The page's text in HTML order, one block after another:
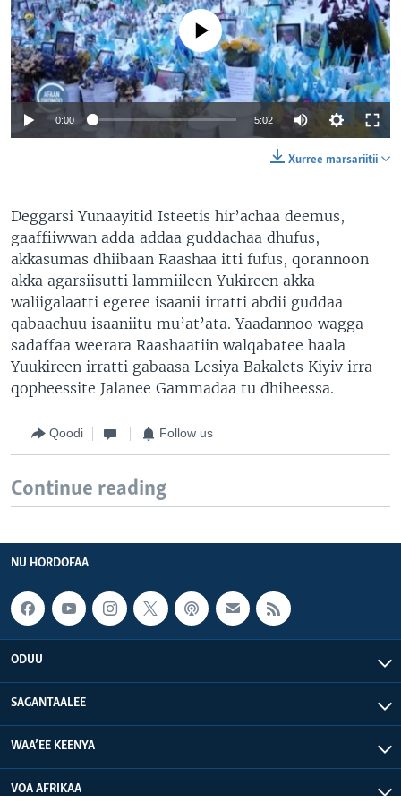
Auto 240p 360p 480p
720p 1080p
No media source currently available
0:00 5:02
480p
720p
1080p
Xurree marsariitii
Deggarsi Yunaayitid Isteetis hir’achaa deemus,
gaaffiiwwan adda addaa guddachaa dhufus,
akkasumas dhiibaan Raashaa itti fufus, qorannoon
akka agarsiisutti lammiileen Yukireen akka
waliigalaatti egeree isaanii irratti abdii guddaa
qabaachuu isaaniitu mu’at’ata. Yaadannoo wagga
sadaffaa weerara Raashaatiin walqabatee haala
Yuukireen irratti gabaasa Lesiya Bakalets Kiyiv irra
qopheessite Jalanee Gammadaa tu dhiheessa.
Qoodi Follow us
Continue reading
NU HORDOFAA
ODUU
SAGANTAALEE
WAA’EE KEENYA
VOA AFRIKAA